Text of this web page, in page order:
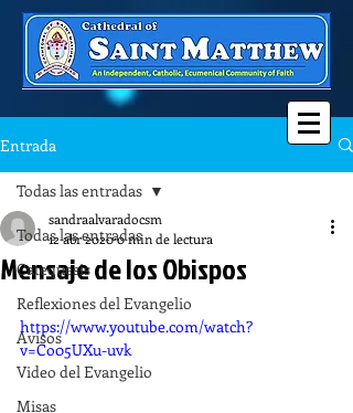
Entrada
Todas las entradas
Catequesis
Reflexiones del Evangelio
Avisos
Video del Evangelio
Misas
Todas las entradas
Mensaje de los Obispos
sandraalvaradocsm
12 abr 20200 min de lectura
https://www.youtube.com/watch?
v=Co05UXu-uvk